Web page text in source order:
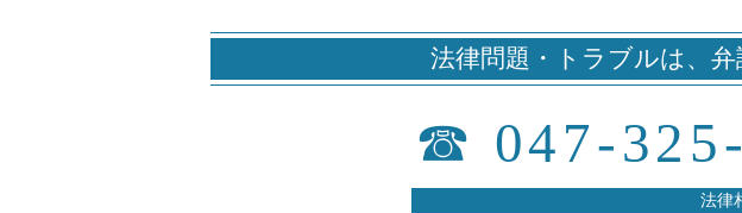
法律問題・トラブルは、 弁
☎ 047-
法律